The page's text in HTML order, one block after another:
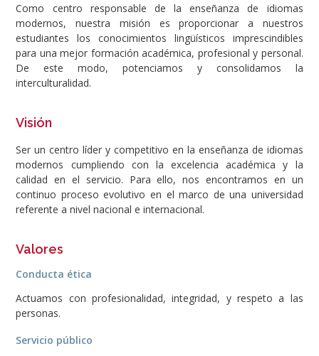
Como centro responsable de la enseñanza de idiomas
modernos, nuestra misión es proporcionar a nuestros
estudiantes los conocimientos lingüísticos imprescindibles
para una mejor formación académica, profesional y personal.
De este modo, potenciamos y consolidamos la
interculturalidad.
Visión
Ser un centro líder y competitivo en la enseñanza de idiomas
modernos cumpliendo con la excelencia académica y la
calidad en el servicio. Para ello, nos encontramos en un
continuo proceso evolutivo en el marco de una universidad
referente a nivel nacional e internacional.
Valores
Conducta ética
Actuamos con profesionalidad, integridad, y respeto a las
personas.
Servicio público